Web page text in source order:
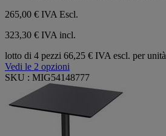
265,00 € IVA Escl.
323,30 € IVA incl.
lotto di 4 pezzi 66,25 € IVA escl. per unità
Vedi le 2 opzioni
SKU : MIG54148777